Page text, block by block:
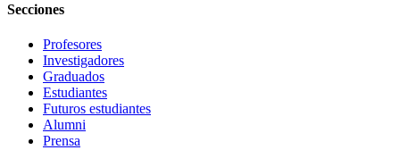
Secciones
Profesores
Investigadores
Graduados
Estudiantes
Futuros estudiantes
Alumni
Prensa